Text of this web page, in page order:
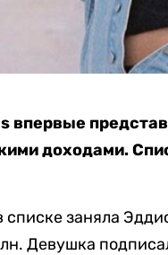
впервые
доходами.
списке заняла
Девушка